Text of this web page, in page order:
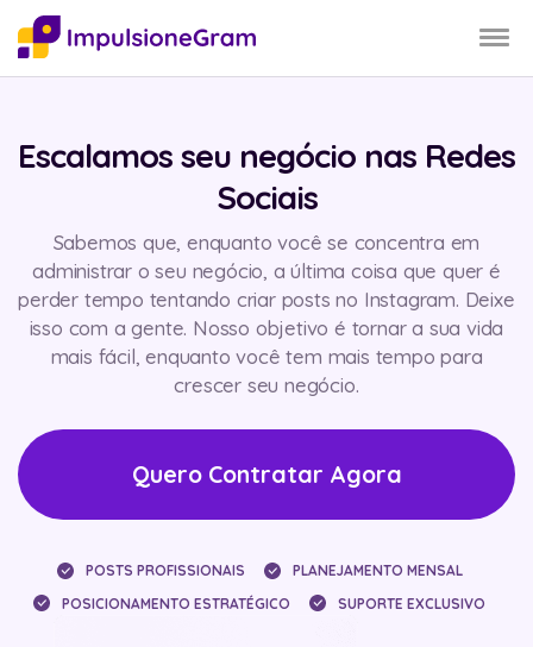
Escalamos seu negócio nas Redes
Sociais
Sabemos que, enquanto você se concentra em
administrar o seu negócio, a última coisa que quer é
perder tempo tentando criar posts no Instagram. Deixe
isso com a gente. Nosso objetivo é tornar a sua vida
mais fácil, enquanto você tem mais tempo para
crescer seu negócio.
Quero Contratar Agora
POSTS PROFISSIONAIS
PLANEJAMENTO MENSAL
POSICIONAMENTO ESTRATÉGICO
SUPORTE EXCLUSIVO